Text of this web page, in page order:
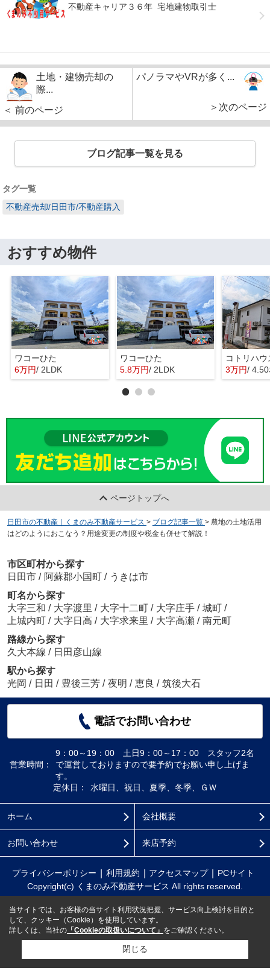
不動産キャリア３６年 宅地建物取引士
土地・建物売却の
際...
＜ 前のページ
パノラマやVRが多く...
＞次のページ
ブログ記事一覧を見る
タグ一覧
不動産売却/日田市/不動産購入
おすすめ物件
ワコーひた
6万円/ 2LDK
ワコーひた
5.8万円/ 2LDK
コトリハウ
3万円/
ページトップへ
日田市の不動産｜くまのみ不動産サービス > ブログ記事一覧 > 農地の土地活用
はどのようにおこなう？用途変更の制度や税金も併せて解説！
市区町村から探す
日田市 / 阿蘇郡小国町 / うきは市
町名から探す
大字三和 / 大字渡里 / 大字十二町 / 大字庄手 / 城町 /
上城内町 / 大字日高 / 大字求来里 / 大字高瀬 / 南元町
路線から探す
久大本線 / 日田彦山線
駅から探す
光岡 / 日田 / 豊後三芳 / 夜明 / 恵良 / 筑後大石
電話でお問い合わせ
営業時間：
9：00～19：00 土日9：00～17：00 スタッフ2名
で運営しておりますので要予約でお願い申し上げま
す。
定休日：
水曜日、祝日、夏季、冬季、ＧＷ
ホーム 会社概要
お問い合わせ 来店予約
プライバシーポリシー 利用規約 アクセスマップ
PCサイト
Copyright(c) くまのみ不動産サービス All rights reserved.
当サイトでは、お客様の当サイト利用状況把握、サービス向上検討を目的と
して、クッキー（Cookie）を使用しています。
詳しくは、当社の 「Cookieの取扱いについて」 をご確認ください。
閉じる